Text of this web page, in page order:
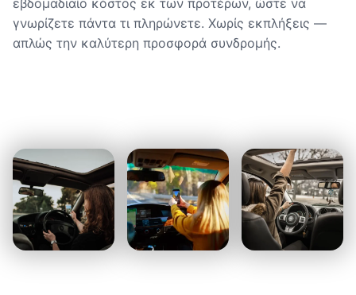
εβδομαδιαίο κόστος εκ των προτέρων, ώστε να
γνωρίζετε πάντα τι πληρώνετε. Χωρίς εκπλήξεις —
απλώς την καλύτερη προσφορά συνδρομής.